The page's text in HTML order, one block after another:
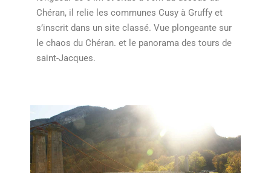
Chéran, il relie les communes Cusy à Gruffy et
s’inscrit dans un site classé. Vue plongeante sur
le chaos du Chéran. et le panorama des tours de
saint-Jacques.